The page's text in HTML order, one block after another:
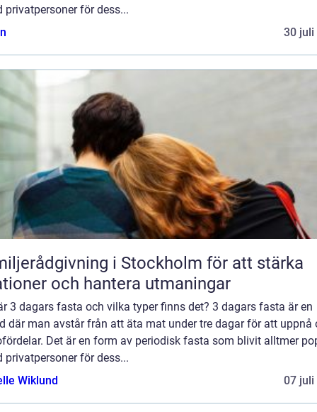
privatpersoner för dess...
30 juli
i Stockholm för att stärka
och hantera utmaningar
3 dagars fasta och vilka typer finns det? 3 dagars fasta är en
där man avstår från att äta mat under tre dagar för att uppnå
Det är en form av periodisk fasta som blivit alltmer
privatpersoner för dess...
Wiklund
07 juli